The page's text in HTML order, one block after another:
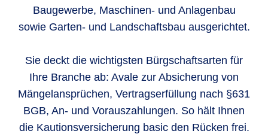
Baugewerbe, Maschinen- und Anlagenbau
sowie Garten- und Landschaftsbau ausgerichtet.
Sie deckt die wichtigsten Bürgschaftsarten für
Ihre Branche ab: Avale zur Absicherung von
Mängelansprüchen, Vertragserfüllung nach §631
BGB, An- und Vorauszahlungen. So hält Ihnen
die Kautionsversicherung basic den Rücken frei.